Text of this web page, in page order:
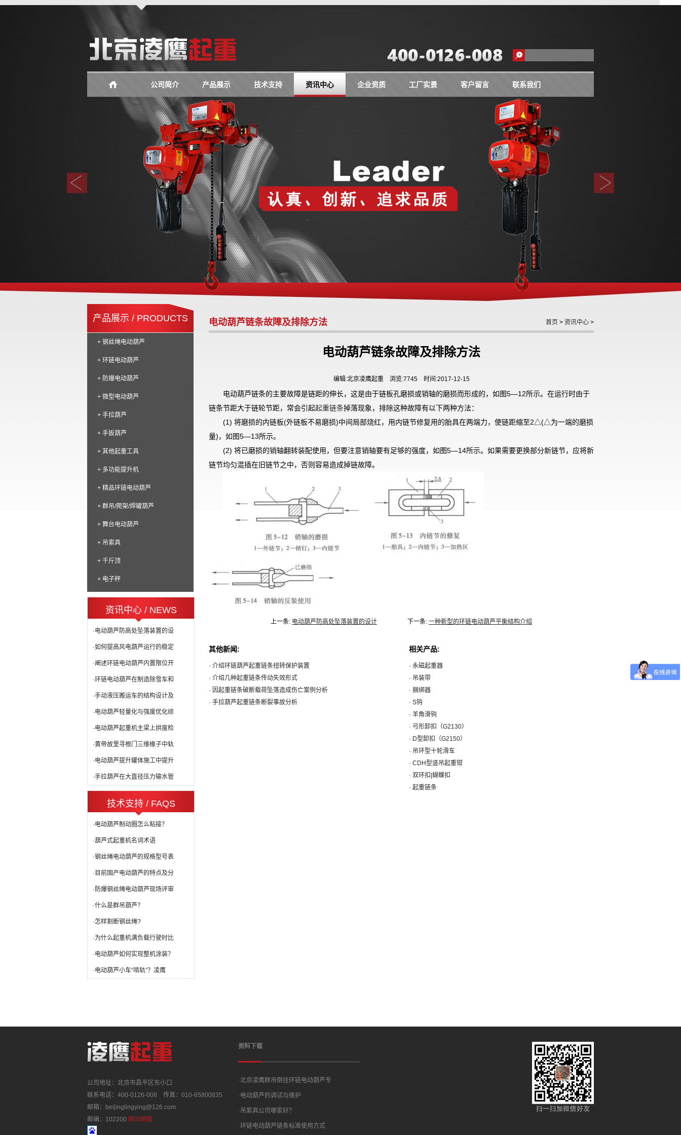
公司简介 产品展示 技术支持 资讯中心 企业资质 工厂实景 客户留言 联系我们
产品展示 / PRODUCTS
+ 钢丝绳电动葫芦
+ 环链电动葫芦
+ 防爆电动葫芦
+ 微型电动葫芦
+ 手拉葫芦
+ 手扳葫芦
+ 其他起重工具
+ 多功能提升机
+ 精品环链电动葫芦
+ 群吊/爬架/焊罐葫芦
+ 舞台电动葫芦
+ 吊索具
+ 千斤顶
+ 电子秤
资讯中心 / NEWS
·电动葫芦防高处坠落装置的设
·如何提高风电葫芦运行的稳定
·阐述环链电动葫芦内置限位开
·环链电动葫芦在制造除雪车和
·手动液压搬运车的结构设计及
·电动葫芦轻量化与强度优化综
·电动葫芦起重机主梁上拱度检
·黄帝故里寻根门三维椽子中轨
·电动葫芦提升罐体施工中提升
·手拉葫芦在大直径压力输水管
技术支持 / FAQS
·电动葫芦制动圈怎么粘接？
·葫芦式起重机名词术语
·钢丝绳电动葫芦的规格型号表
·目前国产电动葫芦的特点及分
·防爆钢丝绳电动葫芦现场评审
·什么是群吊葫芦？
·怎样割断钢丝绳?
·为什么起重机满负载行驶时比
·电动葫芦如何实现整机涂装？
·电动葫芦小车“啃轨”？凌鹰
首页 > 资讯中心 >
电动葫芦链条故障及排除方法
电动葫芦链条故障及排除方法
编辑:北京凌鹰起重 浏览:7745 时间:2017-12-15
电动葫芦链条的主要故障是链距的伸长，这是由于链板孔磨损或销轴的磨损而形成的，如图5—12所示。在运行时由于
链条节距大于链轮节距，常会引起起重链条掉落现象，排除这种故障有以下两种方法：
(1) 将磨损的内链板(外链板不易磨损)中间局部烧红，用内链节修复用的胎具在两端力，使链距缩至2△(△为一端的磨损
量)，如图5—13所示。
(2) 将已磨损的销轴翻转装配使用，但要注意销轴要有足够的强度，如图5—14所示。如果需要更换部分新链节，应将新
链节均匀混插在旧链节之中，否则容易造成掉链故障。
上一条: 电动葫芦防高处坠落装置的设计 下一条: 一种新型的环链电动葫芦平衡结构介绍
其他新闻:
· 介绍环链葫芦起重链条扭转保护装置
· 介绍几种起重链条传动失效形式
· 因起重链条破断载荷坠落造成伤亡案例分析
· 手拉葫芦起重链条断裂事故分析
相关产品:
· 永磁起重器
· 吊装带
· 捆绑器
· S钩
· 羊角滑钩
· 弓形卸扣（G2130）
· D型卸扣（G2150）
· 吊环型十轮滑车
· CDH型竖吊起重钳
· 双环扣|蝴蝶扣
· 起重链条
公司地址：北京市昌平区东小口
联系电话：400-0126-008 传真：010-65800835
邮箱：beijinglingying@126.com
邮编：102200 网站地图
资料下载
·北京凌鹰群吊倒挂环链电动葫芦专
·电动葫芦的调试与维护
·吊索具公司哪家好？
·环链电动葫芦链条标准使用方式